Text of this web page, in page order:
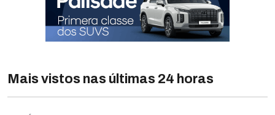
Mais vistos nas últimas 24 horas